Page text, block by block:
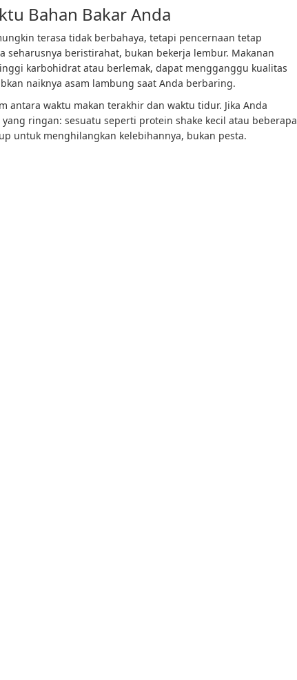
Bahan Bakar Anda
terasa tidak berbahaya, tetapi pencernaan tetap
beristirahat, bukan bekerja lembur. Makanan
karbohidrat atau berlemak, dapat mengganggu kualitas
naiknya asam lambung saat Anda berbaring.
antara waktu makan terakhir dan waktu tidur. Jika Anda
ringan: sesuatu seperti protein shake kecil atau beberapa
untuk menghilangkan kelebihannya, bukan pesta.